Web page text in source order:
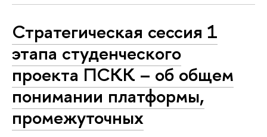
Стратегическая сессия 1
этапа студенческого
проекта ПСКК – об общем
понимании платформы,
промежуточных